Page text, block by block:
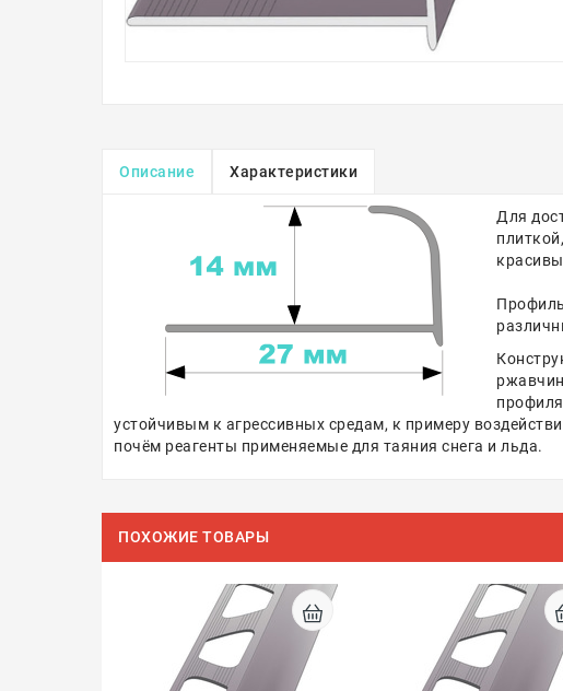
Описание Характеристики
Для
устойчивым к агрессивных средам, к примеру
почём реагенты применяемые для таяния снега и льда.
ПОХОЖИЕ ТОВАРЫ